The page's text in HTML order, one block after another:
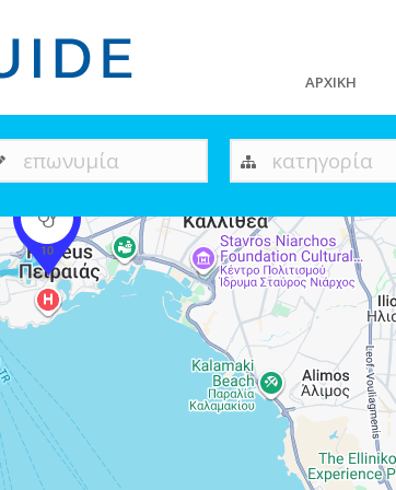
ΑΡΧΙΚΗ
επωνυμία κατηγορία
10